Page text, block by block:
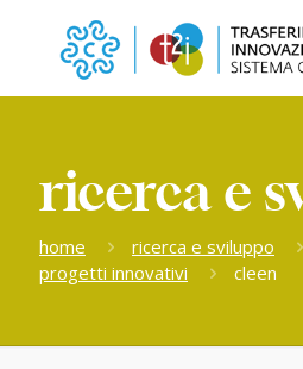
ricerca e
home
ricerca e sviluppo
progetti innovativi
cleen